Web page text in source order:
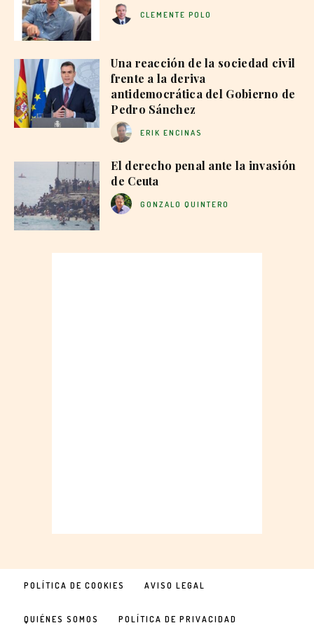
CLEMENTE POLO
Una reacción de la sociedad civil
frente a la deriva
antidemocrática del Gobierno de
Pedro Sánchez
ERIK ENCINAS
El derecho penal ante la invasión
de Ceuta
GONZALO QUINTERO
POLÍTICA DE COOKIES AVISO LEGAL
QUIÉNES SOMOS POLÍTICA DE PRIVACIDAD